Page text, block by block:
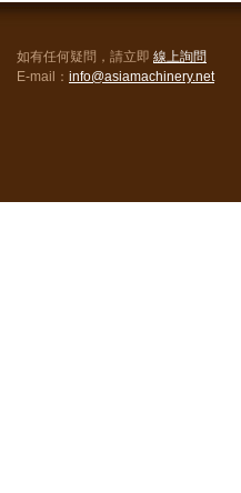
如有任何疑問，請立即 線上詢問
E-mail： info@asiamachinery.net